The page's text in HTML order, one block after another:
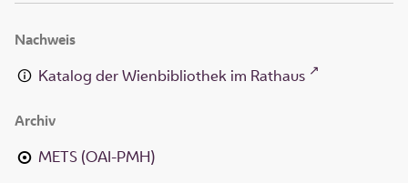
Nachweis
Katalog der Wienbibliothek im Rathaus
Archiv
METS (OAI-PMH)